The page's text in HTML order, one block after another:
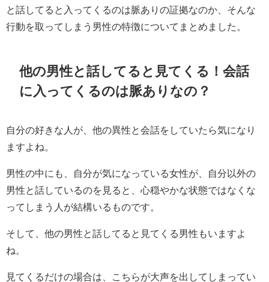
と話してると入ってくるのは脈ありの証拠なのか、そんな
行動を取ってしまう男性の特徴についてまとめました。
他の男性と話してると見てくる！会話
に入ってくるのは脈ありなの？
自分の好きな人が、他の異性と会話をしていたら気になり
ますよね。
男性の中にも、自分が気になっている女性が、自分以外の
男性と話しているのを見ると、心穏やかな状態ではなくな
ってしまう人が結構いるものです。
そして、他の男性と話してると見てくる男性もいますよ
ね。
見てくるだけの場合は、こちらが大声を出してしまってい